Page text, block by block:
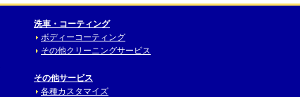
洗車・コーティング
ボディーコーティング
その他クリーニングサービス
その他サービス
各種カスタマイズ